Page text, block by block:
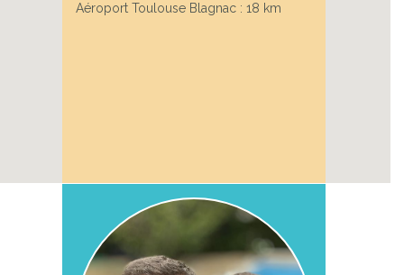
Aéroport Toulouse Blagnac : 18 km